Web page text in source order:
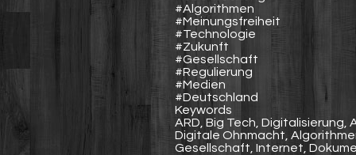
#Algorithmen
#Meinungsfreiheit
#Technologie
#Zukunft
#Gesellschaft
#Regulierung
#Medien
#Deutschland
Keywords
ARD, Big Tech,
Digitale Ohnmacht,
Gesellschaft, Internet,